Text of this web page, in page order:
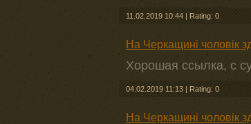
11.02.2019 10:44 | Rating: 0
На Черкащині чоловік
Хорошая ссылка, с
04.02.2019 11:13 | Rating: 0
На Черкащині чоловік